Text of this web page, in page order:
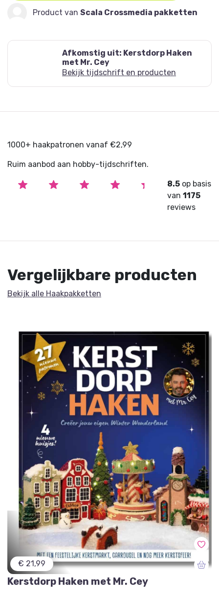
aan op het boek.
Product van Scala Crossmedia pakketten
Afkomstig uit: Kerstdorp Haken
met Mr. Cey
Bekijk tijdschrift en producten
1000+ haakpatronen vanaf €2,99
Ruim aanbod aan hobby-tijdschriften.
8.5 op basis
van1175
reviews
Vergelijkbare producten
Bekijk alle Haakpakketten
€ 21,99
Kerstdorp Haken met Mr. Cey